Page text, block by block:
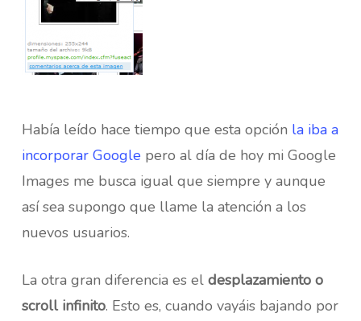
Había leído hace tiempo que esta opción la iba a
incorporar Google pero al día de hoy mi Google
Images me busca igual que siempre y aunque
así sea supongo que llame la atención a los
nuevos usuarios.
La otra gran diferencia es el desplazamiento o
scroll infinito. Esto es, cuando vayáis bajando por